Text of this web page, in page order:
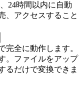
24時間以内に自動
、アクセスすること
完全に動作します。
。ファイルをアップ
るだけで変換できま